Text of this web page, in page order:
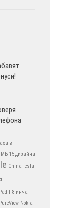
в
МБ 15 дизайна
China Tesla
T 8-инча
Nokia